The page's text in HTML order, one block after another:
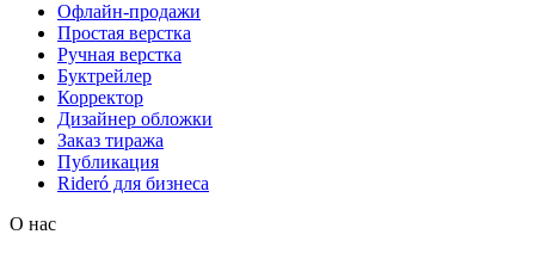
Офлайн-продажи
Простая верстка
Ручная верстка
Буктрейлер
Корректор
Дизайнер обложки
Заказ тиража
Публикация
Rideró для бизнеса
О нас